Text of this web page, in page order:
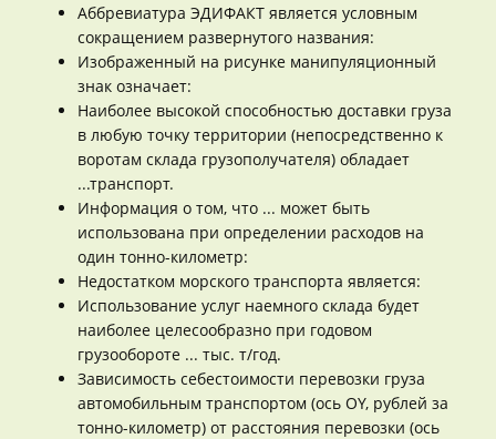
Аббревиатура ЭДИФАКТ является условным
сокращением развернутого названия:
Изображенный на рисунке манипуляционный
знак означает:
Наиболее высокой способностью доставки груза
в любую точку территории (непосредственно к
воротам склада грузополучателя) обладает
...транспорт.
Информация о том, что ... может быть
использована при определении расходов на
один тонно-километр:
Недостатком морского транспорта является:
Использование услуг наемного склада будет
наиболее целесообразно при годовом
грузообороте ... тыс. т/год.
Зависимость себестоимости перевозки груза
автомобильным транспортом (ось OY, рублей за
тонно-километр) от расстояния перевозки (ось